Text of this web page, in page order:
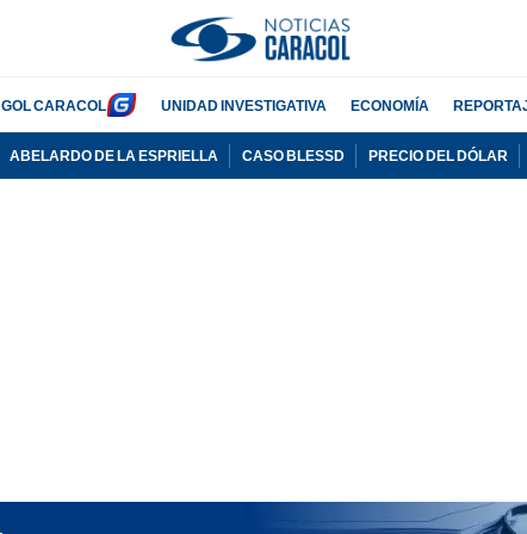
GOL CARACOL UNIDAD INVESTIGATIVA ECONOMÍA
ABELARDO DE LA ESPRIELLA CASO BLESSD PRECIO DEL DÓLAR